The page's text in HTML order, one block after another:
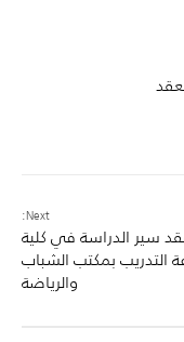
Next:
سير الدراسة في كلية
التدريب بمكتب الشباب
والرياضة